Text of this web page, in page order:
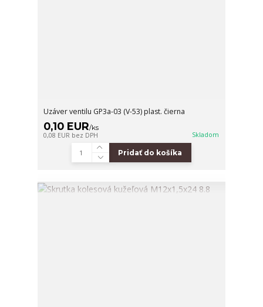
Uzáver ventilu GP3a-03 (V-53) plast. čierna
0,10 EUR/ks
0,08 EUR bez DPH Skladom
Pridať do košíka